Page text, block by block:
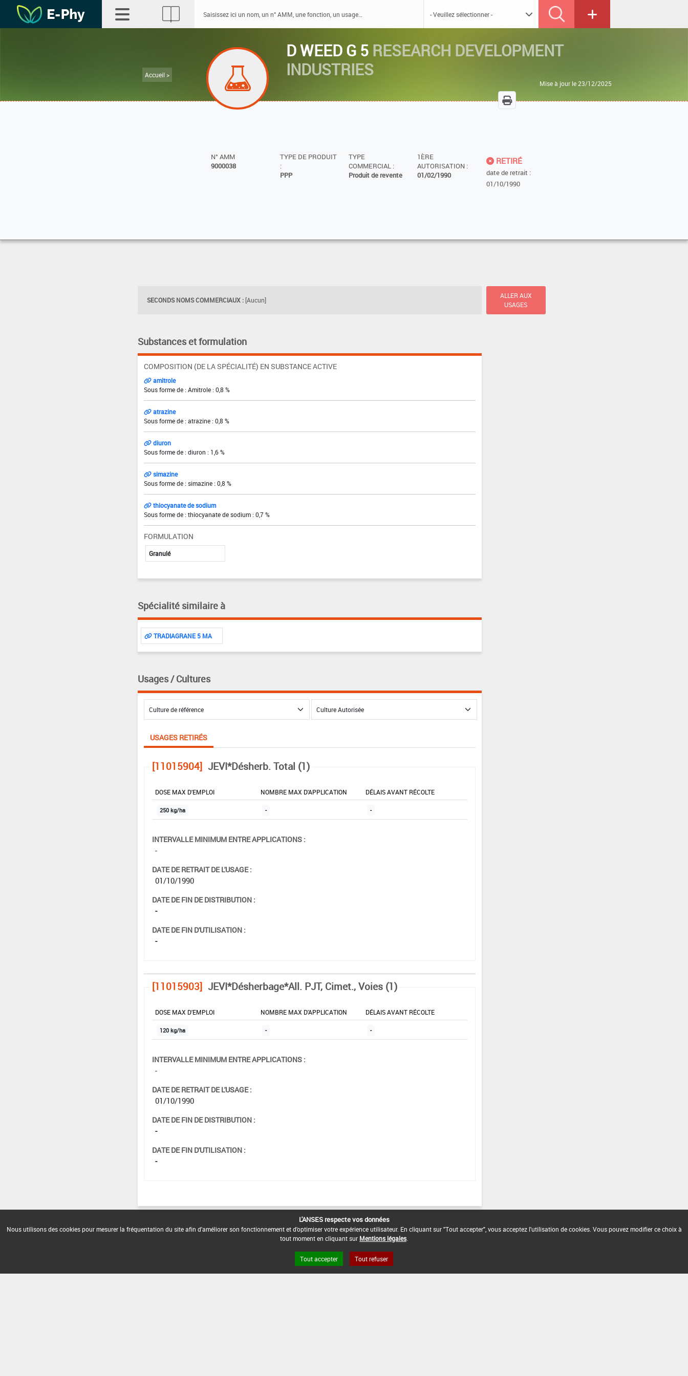
Accueil >
D WEED G 5 RESEARCH DEVELOPMENT
INDUSTRIES
Mise à jour le 23/12/2025
N° AMM
9000038
TYPE DE PRODUIT
:
PPP
TYPE
COMMERCIAL :
Produit de revente
1ÈRE
AUTORISATION :
01/02/1990
RETIRÉ
date de retrait :
01/10/1990
SECONDS NOMS COMMERCIAUX : [Aucun]
ALLER AUX
USAGES
Substances et formulation
COMPOSITION (DE LA SPÉCIALITÉ) EN SUBSTANCE ACTIVE
amitrole
Sous forme de : Amitrole : 0,8 %
atrazine
Sous forme de : atrazine : 0,8 %
diuron
Sous forme de : diuron : 1,6 %
simazine
Sous forme de : simazine : 0,8 %
thiocyanate de sodium
Sous forme de : thiocyanate de sodium : 0,7 %
FORMULATION
Granulé
Spécialité similaire à
TRADIAGRANE 5 MA
Usages / Cultures
USAGES RETIRÉS
[11015904] JEVI*Désherb. Total (1)
DOSE MAX D'EMPLOI NOMBRE MAX D'APPLICATION DÉLAIS AVANT RÉCOLTE
250 kg/ha - -
INTERVALLE MINIMUM ENTRE APPLICATIONS :
-
DATE DE RETRAIT DE L'USAGE :
01/10/1990
DATE DE FIN DE DISTRIBUTION :
-
DATE DE FIN D'UTILISATION :
-
[11015903] JEVI*Désherbage*All. PJT, Cimet., Voies (1)
DOSE MAX D'EMPLOI NOMBRE MAX D'APPLICATION DÉLAIS AVANT RÉCOLTE
120 kg/ha - -
INTERVALLE MINIMUM ENTRE APPLICATIONS :
-
DATE DE RETRAIT DE L'USAGE :
01/10/1990
DATE DE FIN DE DISTRIBUTION :
-
DATE DE FIN D'UTILISATION :
-
L'ANSES respecte vos données
Nous utilisons des cookies pour mesurer la fréquentation du site afin d'améliorer son fonctionnement et d'optimiser votre expérience utilisateur. En cliquant sur "Tout accepter", vous acceptez l'utilisation de cookies. Vous pouvez modifier ce choix à
tout moment en cliquant sur Mentions légales
Tout accepter Tout refuser